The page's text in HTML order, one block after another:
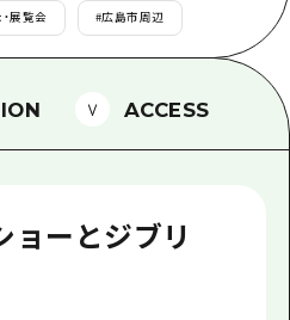
る外国人旅行者向け情報一
アガイド
ルツーリズム
力を動画でご紹介！
展覧会 #広島市周辺
ACCESS
ョーとジブリ